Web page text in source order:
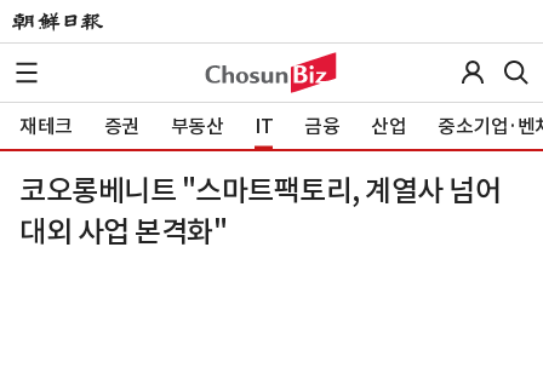
재테크 증권 부동산 IT 금융 산업 중소기업·벤
코오롱베니트 "스마트팩토리, 계열사 넘어
대외 사업 본격화"